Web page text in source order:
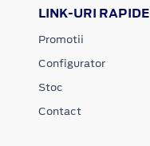
LINK-URI RAPIDE
Promotii
Configurator
Stoc
Contact